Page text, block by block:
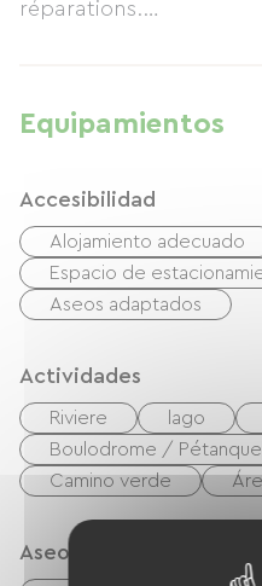
réparations.
Equipamientos
Accesibilidad
Alojamiento adecuado
Espacio de
Aseos adaptados
Actividades
Riviere lago
Boulodrome /
Camino verde
Aseos